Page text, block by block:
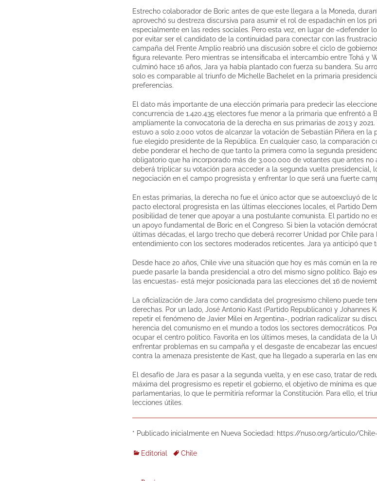
Estrecho colaborador de Boric antes de que este llegara a la Moneda,
aprovechó su destreza discursiva para asumir el rol de espadachín en los
especialmente en las redes sociales. Pero esta vez, en lugar de «defender
por evitar ser el candidato de la continuidad para conectar con las
campaña del Frente Amplio reabrió una discusión sobre el ciclo de
figura relevante. Pero mientras se intensificaba el intercambio entre Tohá y
culminó hace 16 años, Jara ya había plantado con fuerza su bandera. Su
solo es comparable al triunfo de Michelle Bachelet en la primaria
preferencias.
El dato más importante de una elección primaria para predecir las
concurrencia de 1.420.435 electores fue menor a la primaria que enfrentó a
ampliamente la convocatoria de la derecha en sus primarias de 2013 y
estuvo a solo 2.000 votos de alcanzar la votación de Sebastián Piñera en la
fue elegido presidente de la República. En cualquier caso, la comparación
debe ponderar el hecho de que tanto la primera como la segunda
obligatorio que ha incorporado más de 3.000.000 de votantes que antes no
deberá triplicar su votación para acceder a la segunda vuelta presidencial,
negociación en el campo progresista y enfrentar lo que será una fuerte
En estas primarias, la derecha no fue el único actor que se autoexcluyó de
pacto electoral progresista en las últimas elecciones locales, el Partido
posibilidad de tener que apoyar a una postulante comunista. El partido no
un apoyo fundamental de Boric en el Congreso. Si bien la votación
últimas décadas, el largo trecho que deberá recorrer Unidad por Chile
entendimiento con los sectores moderados reticentes. Jara ya anticipó que
Desde hace 20 años, Chile vive una situación que hoy es más común en la
puede pasarle la banda presidencial a otro del mismo signo político. Bajo
las encuestas- está mejor posicionada para las elecciones del 16 de
La oficialización de Jara como candidata del progresismo chileno puede
derechas. Por un lado, José Antonio Kast (Partido Republicano) y Johannes
repetir el fenómeno de Javier Milei en Argentina-, podrían radicalizar su
herencia del comunismo en el mundo a todos los sectores democráticos.
ocupar el centro político. Favorita en los últimos meses, la candidata de la
enfrentar problemas en su campaña y el desgaste de encabezar las
contra la amenaza presistente de Kast, que ha llegado a superarla en las
El desafío de Jara es pasar a la segunda vuelta, y en ese caso, tratar de
máxima del progresismo es repetir el gobierno, el objetivo de mínima es
parlamentarias, lo que le permitiría reformar la Constitución. Para ello, el
lecciones útiles.
* Publicado inicialmente en Nueva Sociedad: https://nuso.org/articulo/
Categories
Editorial TagsChile